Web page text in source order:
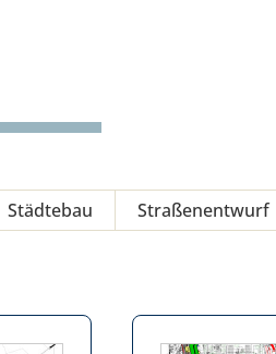
Städtebau
Straßenentwurf